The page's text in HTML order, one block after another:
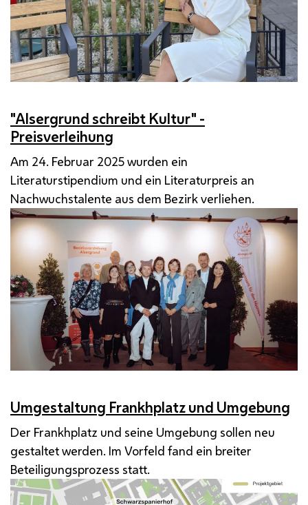
"Alsergrund schreibt Kultur" -
Preisverleihung
Am 24. Februar 2025 wurden ein
Literaturstipendium und ein Literaturpreis an
Nachwuchstalente aus dem Bezirk verliehen.
Umgestaltung Frankhplatz und Umgebung
Der Frankhplatz und seine Umgebung sollen neu
gestaltet werden. Im Vorfeld fand ein breiter
Beteiligungsprozess statt.